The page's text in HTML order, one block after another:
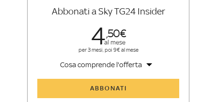
Abbonati a Sky TG24 Insider
450
al mese
per 3 mesi, poi 9€ al mese
Cosa comprende l'offerta
ABBONATI